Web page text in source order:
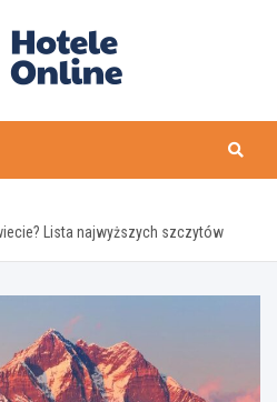
Lista najwyższych szczytów